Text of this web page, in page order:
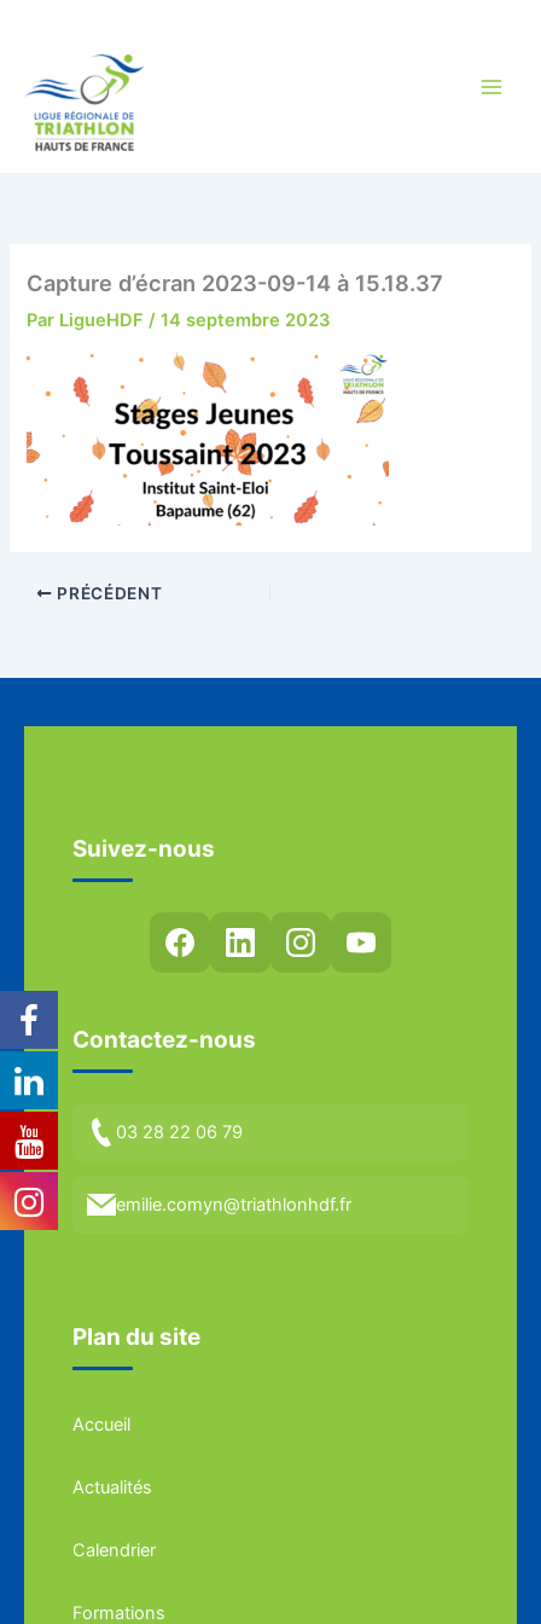
Capture d’écran 2023-09-14 à 15.18.37
Par LigueHDF/14 septembre 2023
PRÉCÉDENT
Suivez-nous
Contactez-nous
03 28 22 06 79
emilie.comyn@triathlonhdf.fr
Plan du site
Accueil
Actualités
Calendrier
Formations